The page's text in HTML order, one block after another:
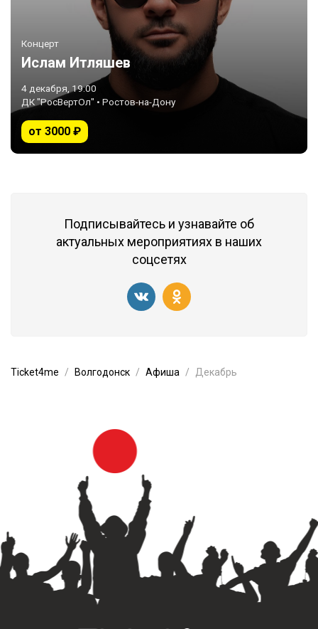
Концерт
Ислам Итляшев
4 декабря, 19:00
ДК "РосВертОл" • Ростов-на-Дону
от 3000 ₽
Подписывайтесь и узнавайте об
актуальных мероприятиях в наших
соцсетях
Ticket4me Волгодонск Афиша Декабрь